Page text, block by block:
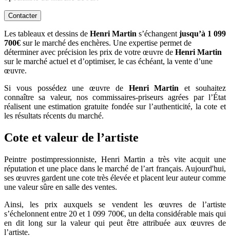
Contacter
Les tableaux et dessins de Henri Martin s’échangent jusqu’à 1 099
700€ sur le marché des enchères. Une expertise permet de
déterminer avec précision les prix de votre œuvre de Henri Martin
sur le marché actuel et d’optimiser, le cas échéant, la vente d’une
œuvre.
Si vous possédez une œuvre de Henri Martin et souhaitez
connaître sa valeur, nos commissaires-priseurs agrées par l’État
réalisent une estimation gratuite fondée sur l’authenticité, la cote et
les résultats récents du marché.
Cote et valeur de l’artiste
Peintre postimpressionniste, Henri Martin a très vite acquit une
réputation et une place dans le marché de l’art français. Aujourd'hui,
ses œuvres gardent une cote très élevée et placent leur auteur comme
une valeur sûre en salle des ventes.
Ainsi, les prix auxquels se vendent les œuvres de l’artiste
s’échelonnent entre 20 et 1 099 700€, un delta considérable mais qui
en dit long sur la valeur qui peut être attribuée aux œuvres de
l’artiste.